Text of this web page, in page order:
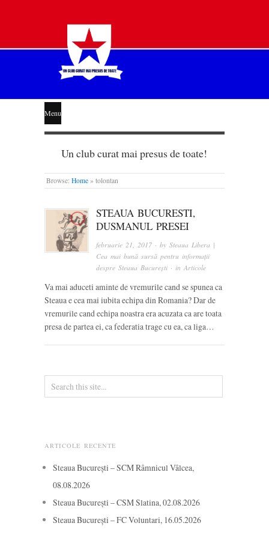
STEAUA
LIBERĂ
Menu
Un club curat mai presus de toate!
Browse: Home » tolontan
STEAUA BUCURESTI,
DUSMANUL PRESEI
februarie 21, 2017 · bySteaua Libera |
Cea mai bună sursă pentru informații
despre Steaua București · inArticole
Va mai aduceti aminte de vremurile cand se spunea ca
Steaua e cea mai iubita echipa din Romania? Dar de
vremurile cand echipa noastra era acuzata ca are toata
presa de partea ei, ca federatia trage cu ea, ca liga…
ARTICOLE RECENTE
Steaua București – SCM Râmnicul Vâlcea,
08.08.2026
Steaua București – CSM Slatina, 02.08.2026
Steaua București – FC Voluntari, 16.05.2026